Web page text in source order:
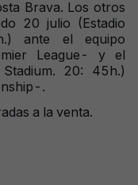
Brava. Los otros
20 julio (Estadio
ante el equipo
League- y el
20: 45h.)
.
a la venta.